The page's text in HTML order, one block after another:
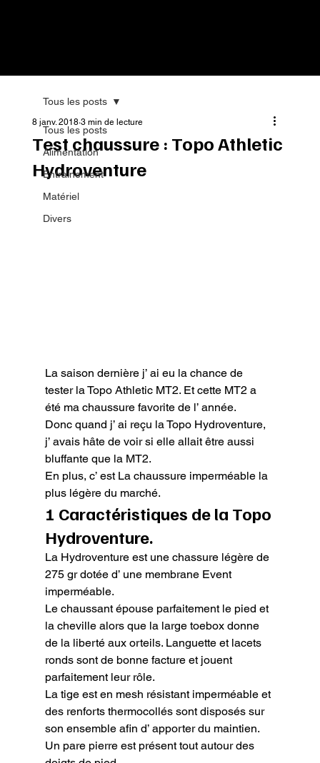
Tous les posts
Alimentation
Entrainement
Matériel
Divers
Tous les posts
Test chaussure : Topo Athletic
Hydroventure
8 janv. 2018 3 min de lecture
La saison dernière j’ ai eu la chance de
tester la Topo Athletic MT2. Et cette MT2 a
été ma chaussure favorite de l’ année.
Donc quand j’ ai reçu la Topo Hydroventure,
j’ avais hâte de voir si elle allait être aussi
bluffante que la MT2.
En plus, c’ est La chaussure imperméable la
plus légère du marché.
1 Caractéristiques de la Topo
Hydroventure.
La Hydroventure est une chassure légère de
275 gr dotée d’ une membrane Event
imperméable.
Le chaussant épouse parfaitement le pied et
la cheville alors que la large toebox donne
de la liberté aux orteils. Languette et lacets
ronds sont de bonne facture et jouent
parfaitement leur rôle.
La tige est en mesh résistant imperméable et
des renforts thermocollés sont disposés sur
son ensemble afin d’ apporter du maintien.
Un pare pierre est présent tout autour des